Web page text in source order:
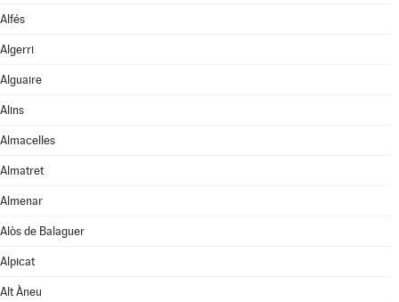
Alfés
Algerri
Alguaire
Alins
Almacelles
Almatret
Almenar
Alòs de Balaguer
Alpicat
Alt Àneu